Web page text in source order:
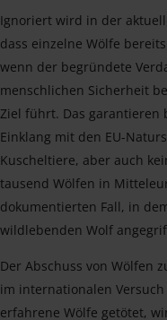
Ignoriert wird in der
dass einzelne Wölfe
wenn der begründete
menschlichen Sicherheit
Ziel führt. Das garantieren
Einklang mit den EU-
Kuscheltiere, aber auch
tausend Wölfen in
dokumentierten Fall, in
wildlebenden Wolf
Der Abschuss von Wölfen
im internationalen
erfahrene Wölfe getötet,